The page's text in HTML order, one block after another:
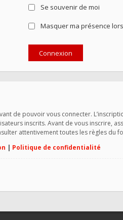
Se souvenir de moi
Masquer ma présence
de pouvoir vous connecter.
inscrits. Avant de vous inscrire,
attentivement toutes les règles du
| Politique de confidentialité